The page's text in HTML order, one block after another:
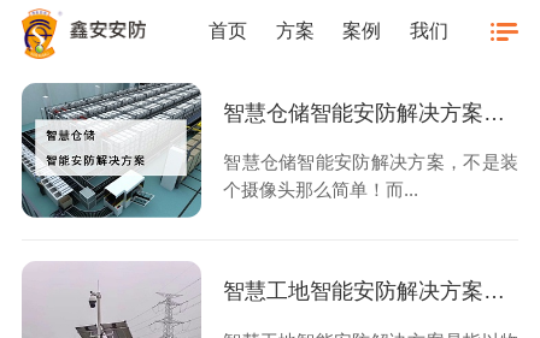
首页 方案 案例 我们
智慧仓储智能安防解决方案，不是装个摄像头那么简单！
智慧仓储智能安防解决方案，不是装
个摄像头那么简单！而...
智慧工地智能安防解决方案，从这3方面建设更全面